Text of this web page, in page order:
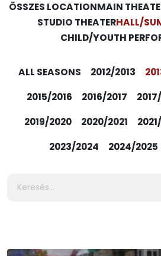
ÖSSZES LOCATIONMAIN
STUDIO THEATERHALL/
CHILD/YOUTH
ALL SEASONS 2012/2013
2015/2016
2016/2017
2019/2020
2020/2021
2023/2024
2024/2025